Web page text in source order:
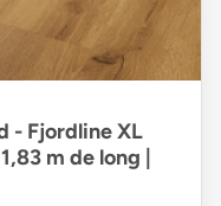
- Fjordline XL
m de long |